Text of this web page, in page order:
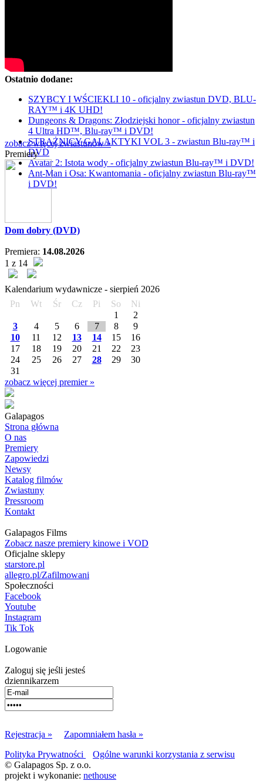
Ostatnio dodane:
SZYBCY I WŚCIEKLI 10 - oficjalny zwiastun DVD, BLU-
RAY™ i 4K UHD!
Dungeons & Dragons: Złodziejski honor - oficjalny zwiastun
4 Ultra HD™, Blu-ray™ i DVD!
STRAŻNICY GALAKTYKI VOL 3 - zwiastun Blu-ray™ i
DVD
Avatar 2: Istota wody - oficjalny zwiastun Blu-ray™ i DVD!
Ant-Man i Osa: Kwantomania - oficjalny zwiastun Blu-ray™
i DVD!
zobacz więcej zwiastunów »
Premiery
Dom dobry (DVD)
Premiera: 14.08.2026
1 z 14
Kalendarium wydawnicze - sierpień 2026
Pn
Wt Śr Cz Pi So
Ni
1
2
3
4 5 6 7 8
9
10
11 12 13 14 15
16
17
18 19 20 21 22
23
24
25 26 27 28 29
30
31
zobacz więcej premier »
Galapagos
Strona główna
O nas
Premiery
Zapowiedzi
Newsy
Katalog filmów
Zwiastuny
Pressroom
Kontakt
Galapagos Films
Zobacz nasze premiery kinowe i VOD
Oficjalne sklepy
starstore.pl
allegro.pl/Zafilmowani
Społeczności
Facebook
Youtube
Instagram
Tik Tok
Logowanie
Zaloguj się jeśli jesteś
dziennikarzem
Rejestracja »
Zapomniałem hasła »
Polityka Prywatności
Ogólne warunki korzystania z serwisu
© Galapagos Sp. z o.o.
projekt i wykonanie: nethouse